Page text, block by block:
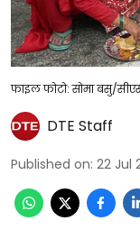
फाइल फोटो: सोमा बसु/
DTE Staff
Published on: 22 Jul